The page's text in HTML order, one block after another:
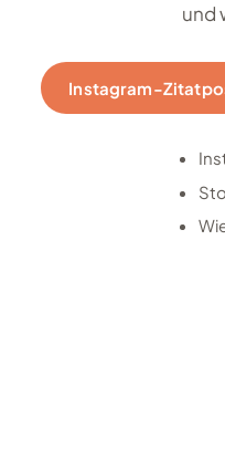
und
Instagram-